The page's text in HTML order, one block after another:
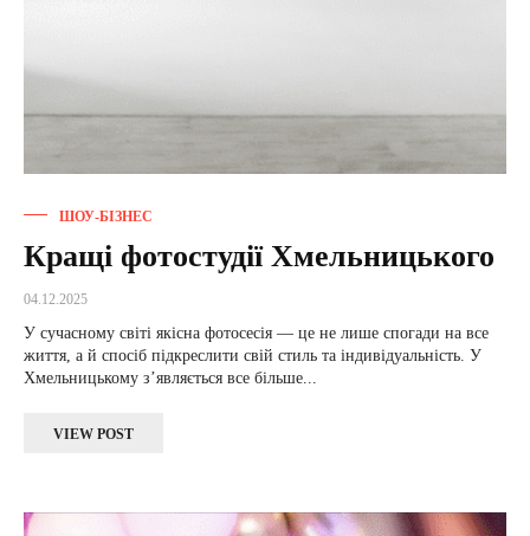
ШОУ-БІЗНЕС
Кращі фотостудії Хмельницького
04.12.2025
У сучасному світі якісна фотосесія — це не лише спогади на все
життя, а й спосіб підкреслити свій стиль та індивідуальність. У
Хмельницькому з’являється все більше...
VIEW POST